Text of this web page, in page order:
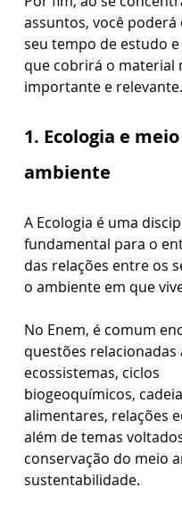
assuntos, você
seu tempo de estudo
que cobrirá o material
importante e relevante.
1. Ecologia e meio
ambiente
A Ecologia é uma
fundamental para o
das relações entre os
o ambiente em que
No Enem, é comum
questões relacionadas
ecossistemas, ciclos
biogeoquímicos,
alimentares, relações
além de temas
conservação do meio
sustentabilidade.